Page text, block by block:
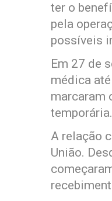
ter o
pela
possíveis
Em 27 de
médica
marcaram
temporária.
A relação
União.